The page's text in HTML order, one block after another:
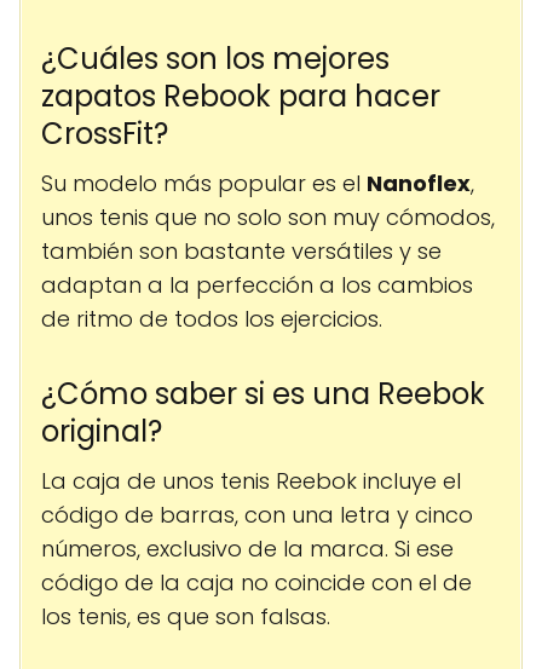
¿Cuáles son los mejores
zapatos Rebook para hacer
CrossFit?
Su modelo más popular es el Nanoflex,
unos tenis que no solo son muy cómodos,
también son bastante versátiles y se
adaptan a la perfección a los cambios
de ritmo de todos los ejercicios.
¿Cómo saber si es una Reebok
original?
La caja de unos tenis Reebok incluye el
código de barras, con una letra y cinco
números, exclusivo de la marca. Si ese
código de la caja no coincide con el de
los tenis, es que son falsas.